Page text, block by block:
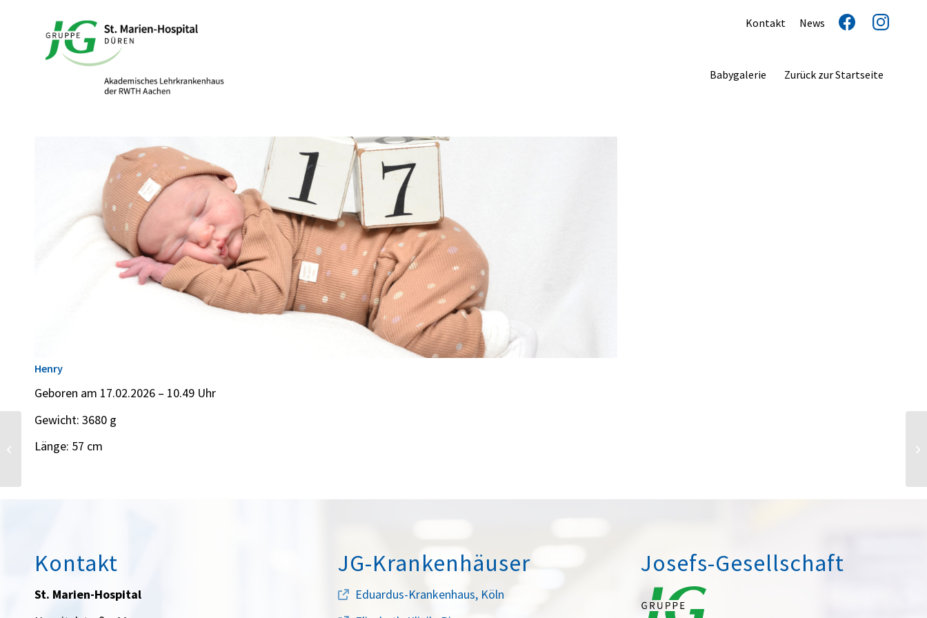
Kontakt News
Babygalerie Zurück zur Startseite
Henry
Geboren am 17.02.2026 – 10.49 Uhr
Gewicht: 3680 g
Länge: 57 cm
Kontakt
St. Marien-Hospital
JG-Krankenhäuser
Eduardus-Krankenhaus, Köln
Josefs-Gesellschaft
Finn